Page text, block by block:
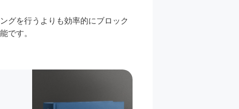
グを行うよりも効率的にブロック
です。